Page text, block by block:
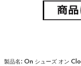
製品名: On シューズ オン